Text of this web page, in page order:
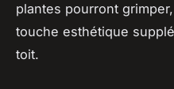
plantes pourront
touche esthétique
toit.